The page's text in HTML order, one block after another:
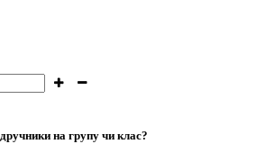
на групу чи клас?